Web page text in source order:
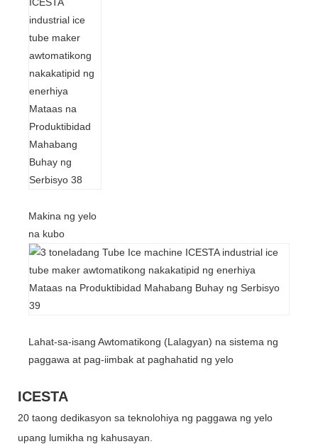
Makina ng yelo
na kubo
Lahat-sa-isang Awtomatikong (Lalagyan) na sistema ng
paggawa at pag-iimbak at paghahatid ng yelo
ICESTA
20 taong dedikasyon sa teknolohiya ng paggawa ng yelo
upang lumikha ng kahusayan.